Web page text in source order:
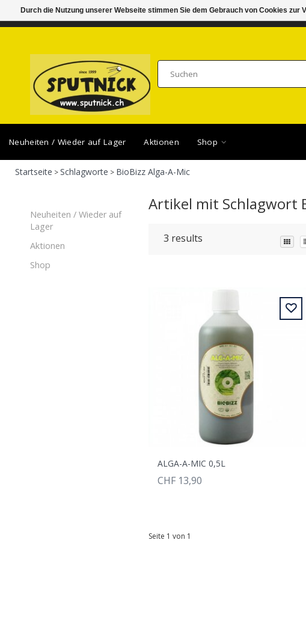
DI-FR 11.00 - 18.30, SA 10.00 - 16.00 SAMSTAG 15.08.
Neuheiten / Wieder auf Lager Aktionen Shop
Startseite >Schlagworte > BioBizz Alga-A-Mic
Neuheiten / Wieder auf
Lager
Aktionen
Shop
Artikel mit Schlagwort
3 results
ALGA-A-MIC 0,5L
CHF 13,90
Seite 1 von 1
Durch die Nutzung unserer Webseite stimmen Sie dem Gebrauch von Cookies zur